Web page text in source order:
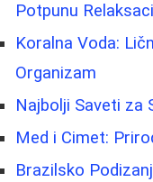
Potpunu
Koralna Voda:
Organizam
Najbolji Saveti za
Med i Cimet:
Brazilsko